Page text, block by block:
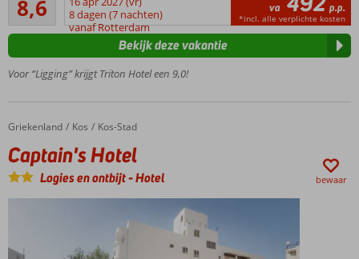
en
vlak
strand
Een à-la-
ook
mogelijk
8,6
86
beoordelingen8 dagen (7 nachten)
vanaf Rotterdam
va p.p.
*incl. alle verplichte kosten
Voor “Ligging” krijgt Triton Hotel een 9,0!
Bekijk deze vakantie
Home
Griekenland Kos Kos-Stad
Captain's Hotel
Captain's Hotel
Logies en ontbijt-Hotel bewaar